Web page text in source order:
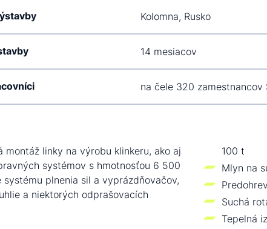
Kolomna, Rusko
14 mesiacov
na čele 320 zamestnancov
montáž linky na výrobu klinkeru, ako aj
systémov s hmotnosťou 6 500
systému plnenia sil a vyprázdňovačov,
a niektorých odprašovacích
100 t
Mlyn na
Suchá
Tepelná